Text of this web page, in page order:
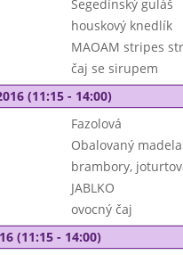
Segedínský guláš
houskový knedlík
MAOAM stripes
čaj se sirupem
(11:15 - 14:00)
Fazolová
Obalovaný
brambory,
JABLKO
ovocný čaj
(11:15 - 14:00)